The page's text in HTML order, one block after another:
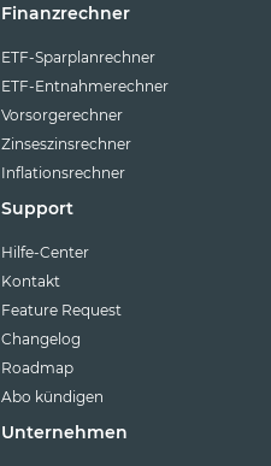
Finanzrechner
ETF-Sparplanrechner
ETF-Entnahmerechner
Vorsorgerechner
Zinseszinsrechner
Inflationsrechner
Support
Hilfe-Center
Kontakt
Feature Request
Changelog
Roadmap
Abo kündigen
Unternehmen